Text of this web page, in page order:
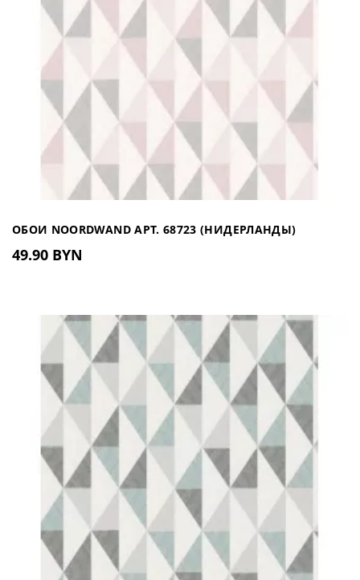
ОБОИ NOORDWAND АРТ. 68723 (НИДЕРЛАНДЫ)
49.90 BYN